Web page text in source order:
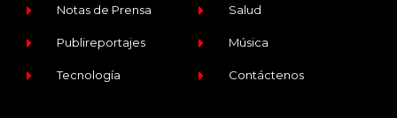
Notas de Prensa
Publireportajes
Tecnología
Salud
Música
Contáctenos